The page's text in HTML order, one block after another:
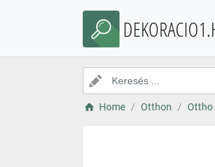
Home Otthon Ottho